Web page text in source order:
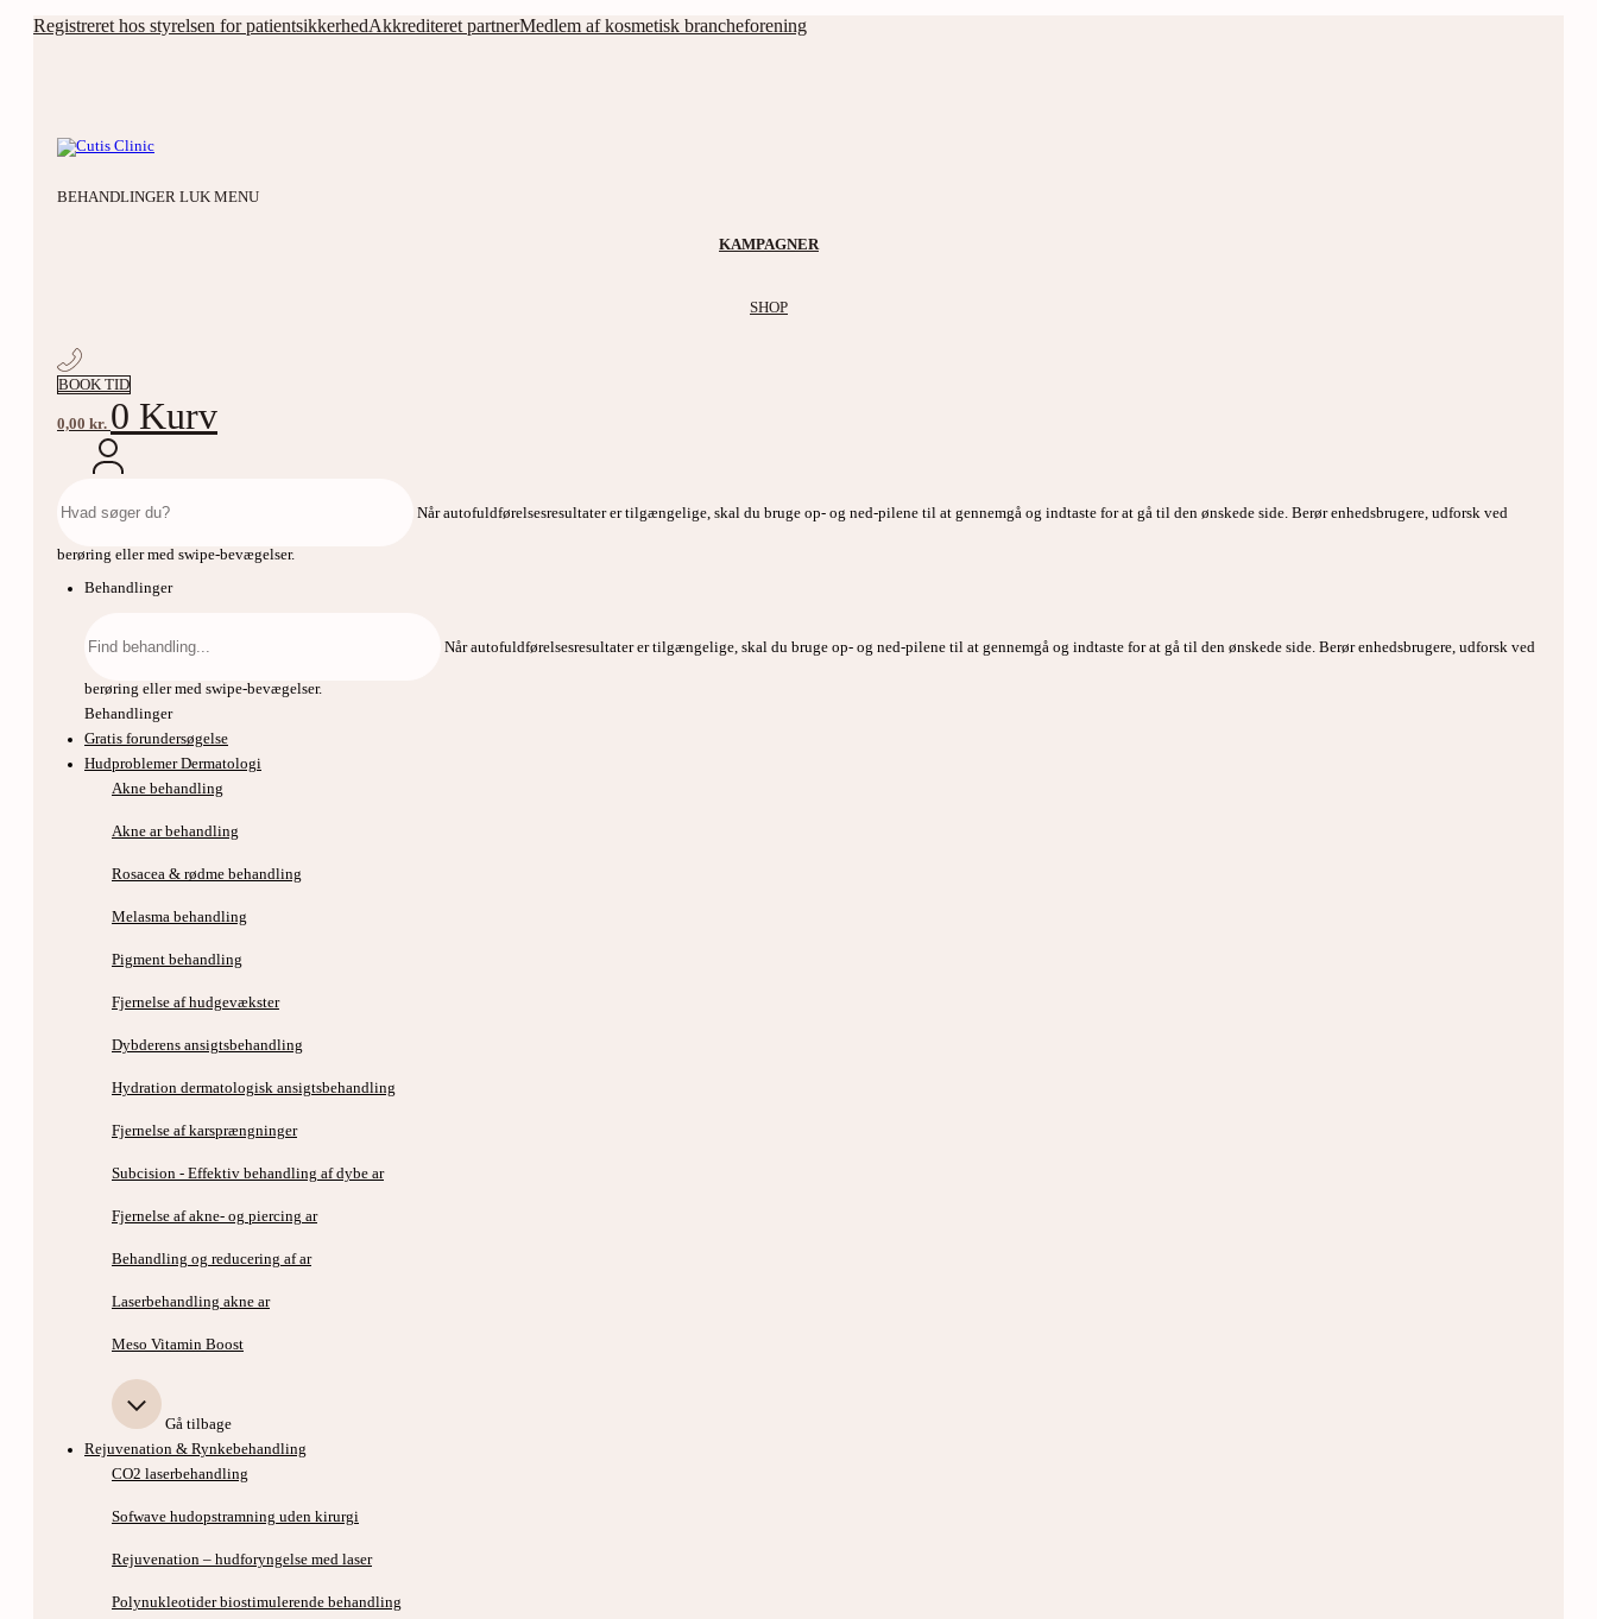
Videre
til
Registreret hos styrelsen for patientsikkerhedAkkrediteret partnerMedlem af kosmetisk brancheforening
BEHANDLINGER LUK MENU
KAMPAGNER
SHOP
BOOK TID
0,00 kr. 0 Kurv
efter:
Når autofuldførelsesresultater er tilgængelige, skal du bruge op- og ned-pilene til at gennemgå og indtaste for at gå til den ønskede side. Berør enhedsbrugere, udforsk ved
berøring eller med swipe-bevægelser.
Behandlinger
efter:
Når autofuldførelsesresultater er tilgængelige, skal du bruge op- og ned-pilene til at gennemgå og indtaste for at gå til den ønskede side. Berør enhedsbrugere, udforsk ved
berøring eller med swipe-bevægelser.
Behandlinger
Gratis forundersøgelse
Hudproblemer Dermatologi
Akne behandling
Akne ar behandling
Rosacea & rødme behandling
Melasma behandling
Pigment behandling
Fjernelse af hudgevækster
Dybderens ansigtsbehandling
Hydration dermatologisk ansigtsbehandling
Fjernelse af karsprængninger
Subcision - Effektiv behandling af dybe ar
Fjernelse af akne- og piercing ar
Behandling og reducering af ar
Laserbehandling akne ar
Meso Vitamin Boost
Gå tilbage
Rejuvenation & Rynkebehandling
CO2 laserbehandling
Sofwave hudopstramning uden kirurgi
Rejuvenation – hudforyngelse med laser
Polynukleotider biostimulerende behandling